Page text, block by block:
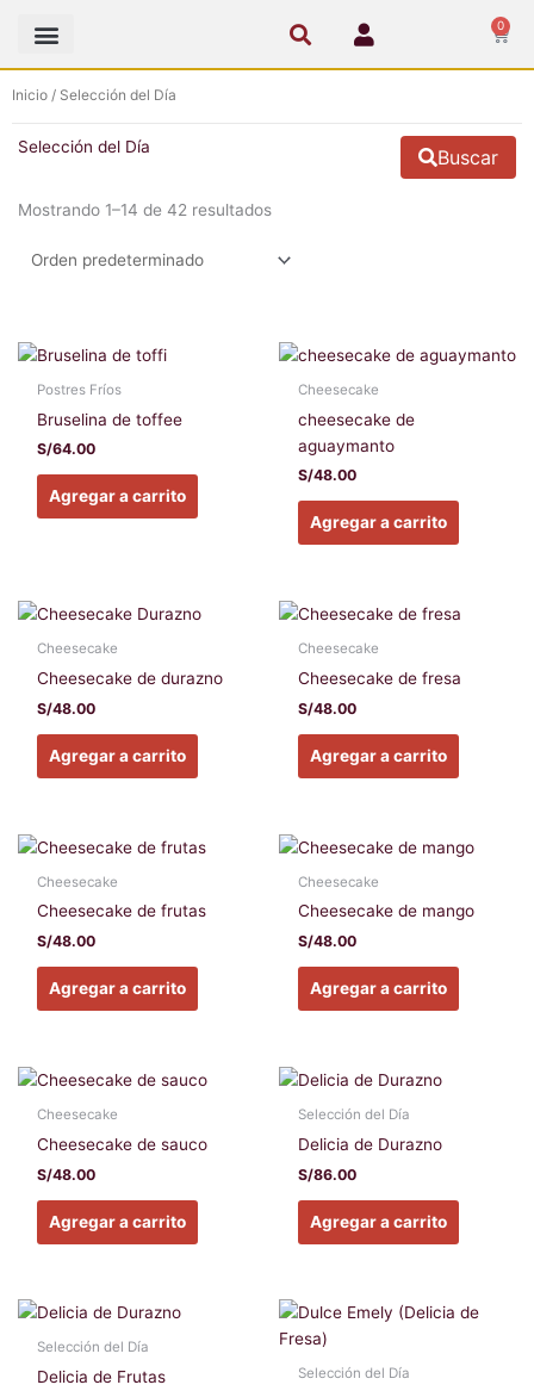
contenido
0
Cart
Inicio / Selección del Día
Selección del Día Buscar
Mostrando 1–14 de 42 resultados
Postres Fríos
Bruselina de toffee
S/64.00
Agregar a carrito
Cheesecake
cheesecake de
aguaymanto
S/48.00
Agregar a carrito
Cheesecake
Cheesecake de durazno
S/48.00
Agregar a carrito
Cheesecake
Cheesecake de fresa
S/48.00
Agregar a carrito
Cheesecake
Cheesecake de frutas
S/48.00
Agregar a carrito
Cheesecake
Cheesecake de mango
S/48.00
Agregar a carrito
Cheesecake
Cheesecake de sauco
S/48.00
Agregar a carrito
Selección del Día
Delicia de Durazno
S/86.00
Agregar a carrito
Selección del Día
Delicia de Frutas Selección del Día